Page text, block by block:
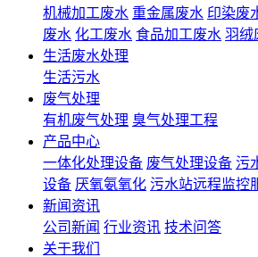
机械加工废水 重金属废水 印染废
废水 化工废水 食品加工废水 羽绒
生活废水处理
生活污水
废气处理
有机废气处理 臭气处理工程
产品中心
一体化处理设备 废气处理设备 污
设备 厌氧氨氧化 污水站远程监控
新闻资讯
公司新闻 行业资讯 技术问答
关于我们